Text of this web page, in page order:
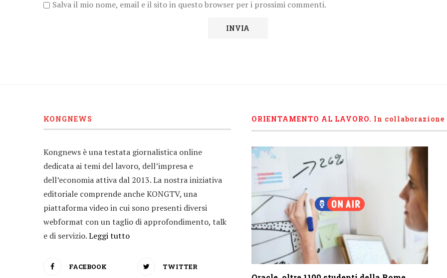
Salva il mio nome, email e il sito in questo browser per i prossimi commenti.
KONGNEWS
Kongnews è una testata giornalistica online
dedicata ai temi del lavoro, dell’impresa e
dell’economia attiva dal 2013. La nostra iniziativa
editoriale comprende anche KONGTV, una
piattaforma video in cui sono presenti diversi
webformat con un taglio di approfondimento, talk
e di servizio.Leggi tutto
FACEBOOK TWITTER
ORIENTAMENTO AL LAVORO. In collaborazione